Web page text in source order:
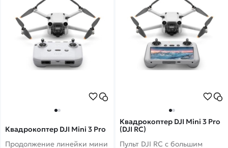
Квадрокоптер DJI Mini 3 Pro
Продолжение линейки мини
Квадрокоптер DJI Mini 3 Pro
(DJI RC)
Пульт DJI RC с большим